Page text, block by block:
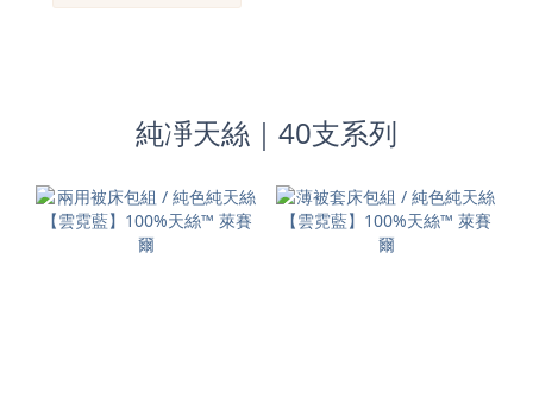
純凈天絲｜40支系列